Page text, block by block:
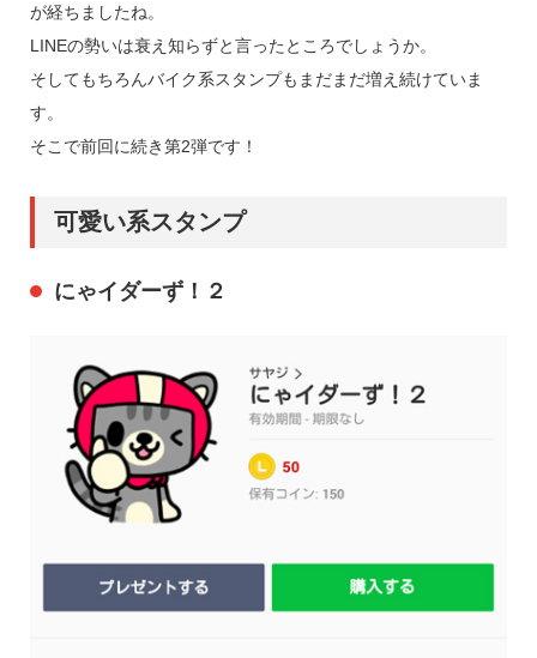
が経ちましたね。
LINEの勢いは衰え知らずと言ったところでしょうか。
そしてもちろんバイク系スタンプもまだまだ増え続けていま
す。
そこで前回に続き第2弾です！
可愛い系スタンプ
にゃイダーず！２